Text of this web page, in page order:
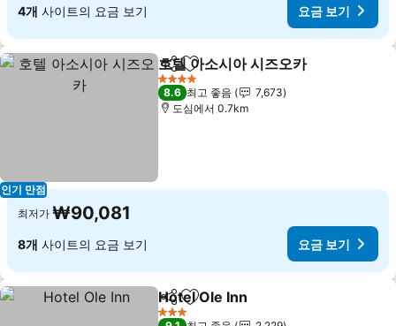
4개 사이트의 요금 보기 요금 보기
인기 만점
공유 즐겨찾기에 추가
호텔 아소시아 시즈오카
4 성급
8.6 최고 좋음
7,673
도심에서 0.7km
최저가 ₩90,081
8개 사이트의 요금 보기 요금 보기
공유 즐겨찾기에 추가
Hotel Ole Inn
3 성급